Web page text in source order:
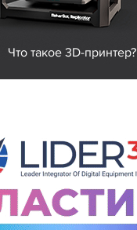
Что такое 3D-принтер?